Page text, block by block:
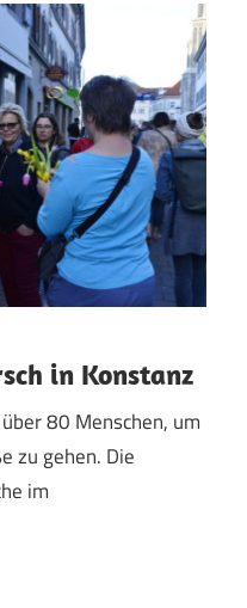
in Konstanz
80 Menschen, um
zu gehen. Die
im